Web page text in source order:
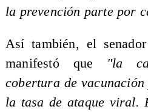
la prevención parte por
Así también, el senador
manifestó que "la
cobertura de
la tasa de ataque viral.